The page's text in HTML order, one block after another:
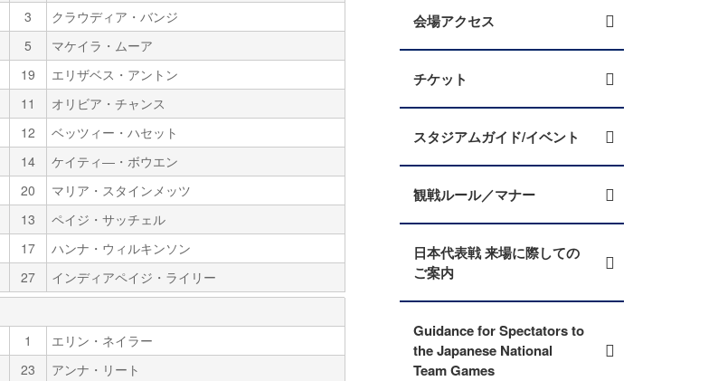
3
クラウディア・バンジ
5
マケイラ・ムーア
19
エリザベス・アントン
11
オリビア・チャンス
12
ベッツィー・ハセット
14
ケイティ―・ボウエン
20
マリア・スタインメッツ
13
ペイジ・サッチェル
17
ハンナ・ウィルキンソン
27
インディアペイジ・ライリー
1
エリン・ネイラー
23
アンナ・リート
会場アクセス
チケット
スタジアムガイド/イベント
観戦ルール／マナー
日本代表戦 来場に際しての
ご案内
Guidance for Spectators to
the Japanese National
Team Games